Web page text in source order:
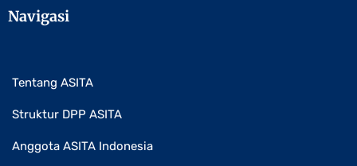
Navigasi
Tentang ASITA
Struktur DPP ASITA
Anggota ASITA Indonesia